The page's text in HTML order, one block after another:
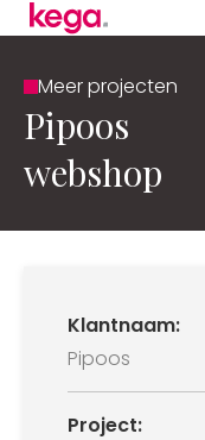
Meer projecten
Pipoos
webshop
Klantnaam:
Pipoos
Project: